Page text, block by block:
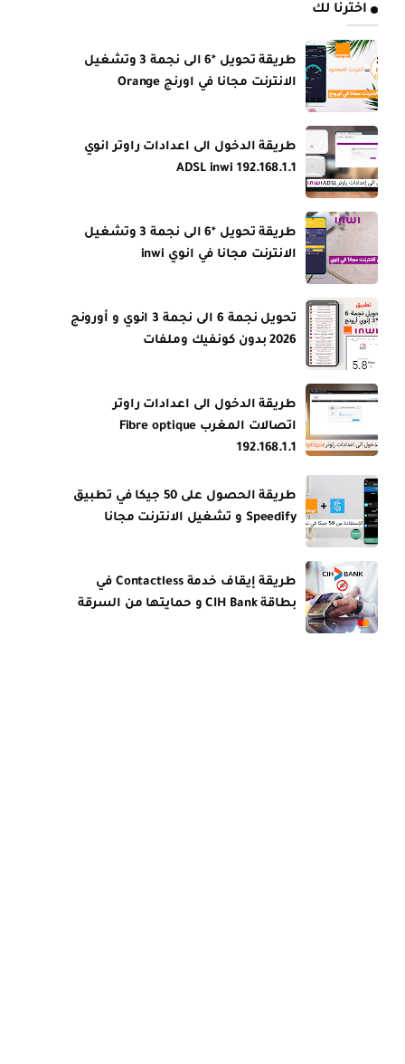
اخترنا لك
طريقة تحويل *6 الى نجمة 3 وتشغيل
الانترنت مجانا في اورنج Orange
طريقة الدخول الى اعدادات راوتر انوي
ADSL inwi 192.168.1.1
طريقة تحويل *6 الى نجمة 3 وتشغيل
الانترنت مجانا في انوي inwi
تحويل نجمة 6 الى نجمة 3 انوي و أورونج
2026 بدون كونفيك وملفات
طريقة الدخول الى اعدادات راوتر
اتصالات المغرب Fibre optique
192.168.1.1
طريقة الحصول على 50 جيكا في تطبيق
Speedify و تشغيل الانترنت مجانا
طريقة إيقاف خدمة Contactless في
بطاقة CIH Bank و حمايتها من السرقة